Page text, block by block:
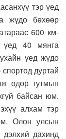
тэр үед
жүдо бөхөөр
600 км-
үед 40 мянга
үед жүдо
дуртай
өдөр тутмын
байсан юм.
алхам тэр
Олон улсын
дахинд